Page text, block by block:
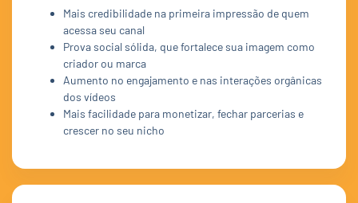
Mais credibilidade na primeira impressão de quem
acessa seu canal
Prova social sólida, que fortalece sua imagem como
criador ou marca
Aumento no engajamento e nas interações orgânicas
dos vídeos
Mais facilidade para monetizar, fechar parcerias e
crescer no seu nicho